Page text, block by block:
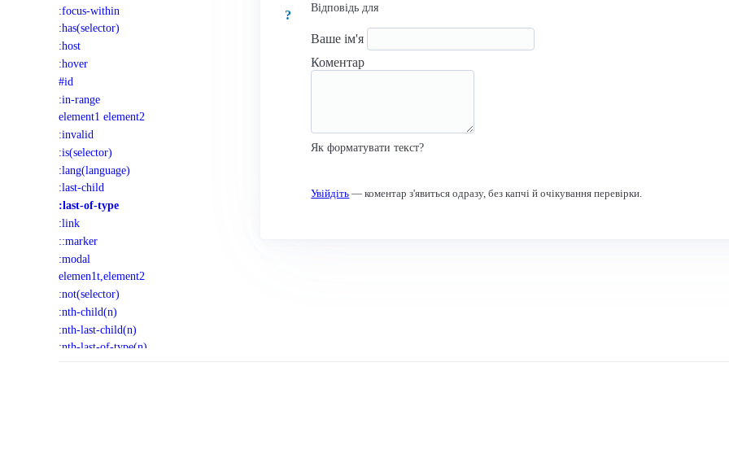
:focus-within
:has(selector)
:host
:hover
#id
:in-range
element1 element2
:invalid
:is(selector)
:lang(language)
:last-child
:last-of-type
:link
::marker
:modal
elemen1t,element2
:not(selector)
:nth-child(n)
:nth-last-child(n)
:nth-last-of-type(n)
:nth-of-type(n)
?
Відповідь для
Ваше ім'я
Коментар
Як форматувати текст?
Увійдіть — коментар з'явиться одразу, без капчі й очікування перевірки.